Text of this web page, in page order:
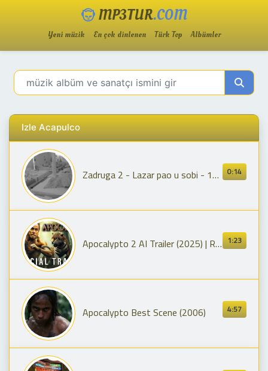
MP3TUR.COM
Yeni müzik En çok dinlenen Türk Top Albümler
Izle Acapulco
0:14
Zadruga 2 - Lazar pao u sobi - 19.04.2019.
1:23
Apocalypto 2 AI Trailer (2025) | Rudy Youngblood | Mel Gibson
4:57
Apocalypto Best Scene (2006)